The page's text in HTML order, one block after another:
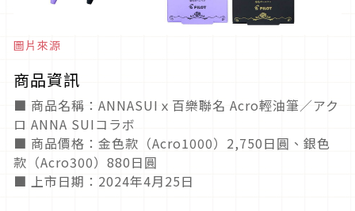
圖片來源
商品資訊
■ 商品名稱：ANNASUIｘ百樂聯名 Acro輕油筆／アク
ロ ANNA SUIコラボ
■ 商品價格：金色款（Acro1000）2,750日圓、銀色
款（Acro300）880日圓
■ 上市日期：2024年4月25日